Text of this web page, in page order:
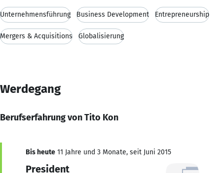
Unternehmensführung Business Development Entrepreneurship
Mergers & Acquisitions Globalisierung
Werdegang
Berufserfahrung von Tito Kon
Bis heute 11 Jahre und 3 Monate, seit Juni 2015
President